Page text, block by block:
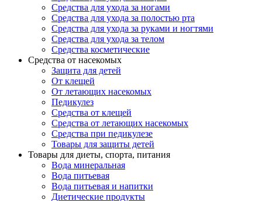
Средства для ухода за ногами
Средства для ухода за полостью рта
Средства для ухода за руками и ногтями
Средства для ухода за телом
Средства косметические
Средства от насекомых
Защита для детей
От клещей
От летающих насекомых
Педикулез
Средства от клещей
Средства от летающих насекомых
Средства при педикулезе
Товары для защиты детей
Товары для диеты, спорта, питания
Вода минеральная
Вода питьевая
Вода питьевая и напитки
Диетические продукты